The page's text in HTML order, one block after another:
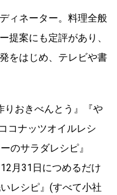
ィネーター。料理全般
提案にも定評があり、
をはじめ、テレビや書
りおきべんとう』『や
コナッツオイルレシ
のサラダレシピ』
月31日につめるだけ
レシピ』(すべて小社